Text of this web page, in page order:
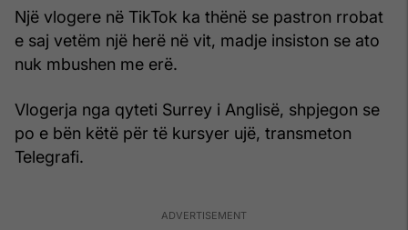
Një vlogere në TikTok ka thënë se pastron rrobat
e saj vetëm një herë në vit, madje insiston se ato
nuk mbushen me erë.
Vlogerja nga qyteti Surrey i Anglisë, shpjegon se
po e bën këtë për të kursyer ujë, transmeton
Telegrafi.